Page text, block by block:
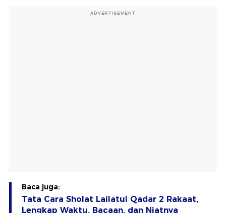
ADVERTISEMENT
Baca juga:
Tata Cara Sholat Lailatul Qadar 2 Rakaat,
Lengkap Waktu, Bacaan, dan Niatnya